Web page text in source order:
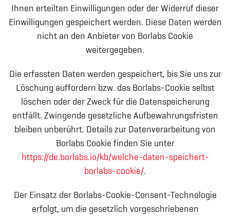
Ihnen erteilten Einwilligungen oder der Widerruf dieser
Einwilligungen gespeichert werden. Diese Daten werden
nicht an den Anbieter von Borlabs Cookie
weitergegeben.
Die erfassten Daten werden gespeichert, bis Sie uns zur
Löschung auffordern bzw. das Borlabs-Cookie selbst
löschen oder der Zweck für die Datenspeicherung
entfällt. Zwingende gesetzliche Aufbewahrungsfristen
bleiben unberührt. Details zur Datenverarbeitung von
Borlabs Cookie finden Sie unter
https://de.borlabs.io/kb/welche-daten-speichert-
borlabs-cookie/.
Der Einsatz der Borlabs-Cookie-Consent-Technologie
erfolgt, um die gesetzlich vorgeschriebenen